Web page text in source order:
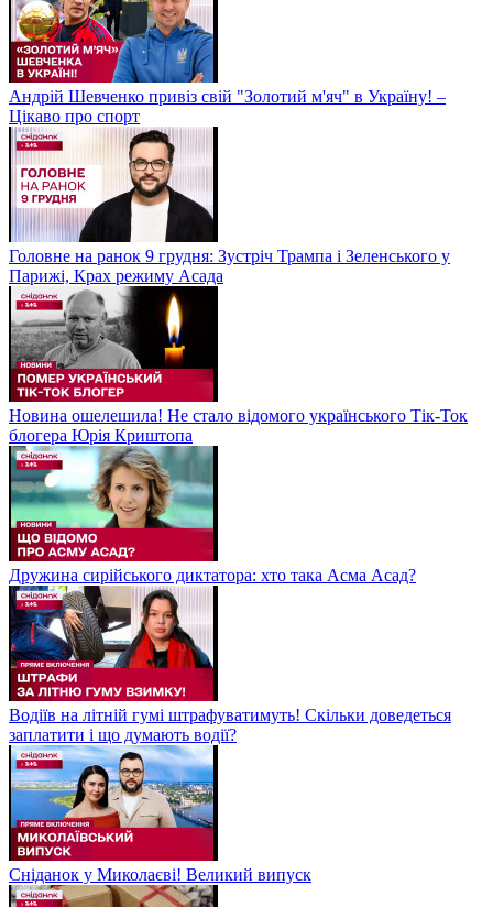
Андрій Шевченко привіз свій "Золотий м'яч" в Україну! –
Цікаво про спорт
Головне на ранок 9 грудня: Зустріч Трампа і Зеленського у
Парижі, Крах режиму Асада
Новина ошелешила! Не стало відомого українського Тік-Ток
блогера Юрія Криштопа
Дружина сирійського диктатора: хто така Асма Асад?
Водіїв на літній гумі штрафуватимуть! Скільки доведеться
заплатити і що думають водії?
Сніданок у Миколаєві! Великий випуск